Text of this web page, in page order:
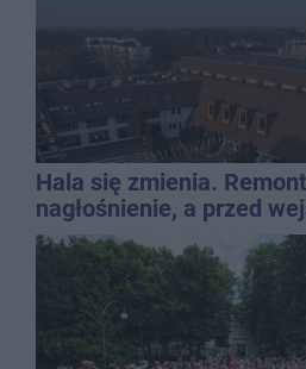
Hala się zmienia.
nagłośnienie, a przed
QEMETICA ARENA